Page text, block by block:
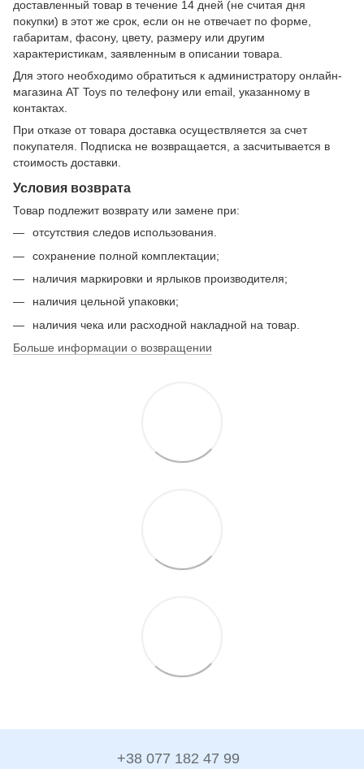
доставленный товар в течение 14 дней (не считая дня
покупки) в этот же срок, если он не отвечает по форме,
габаритам, фасону, цвету, размеру или другим
характеристикам, заявленным в описании товара.
Для этого необходимо обратиться к администратору онлайн-
магазина AT Toys по телефону или email, указанному в
контактах.
При отказе от товара доставка осуществляется за счет
покупателя. Подписка не возвращается, а засчитывается в
стоимость доставки.
Условия возврата
Товар подлежит возврату или замене при:
отсутствия следов использования.
сохранение полной комплектации;
наличия маркировки и ярлыков производителя;
наличия цельной упаковки;
наличия чека или расходной накладной на товар.
Больше информации о возвращении
+38 077 182 47 99